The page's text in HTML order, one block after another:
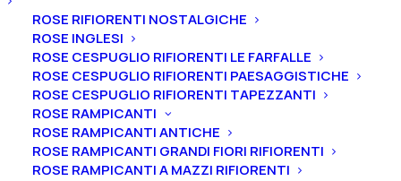
ROSE RIFIORENTI NOSTALGICHE
ROSE INGLESI
ROSE CESPUGLIO RIFIORENTI LE FARFALLE
ROSE CESPUGLIO RIFIORENTI PAESAGGISTICHE
ROSE CESPUGLIO RIFIORENTI TAPEZZANTI
ROSE RAMPICANTI
ROSE RAMPICANTI ANTICHE
ROSE RAMPICANTI GRANDI FIORI RIFIORENTI
ROSE RAMPICANTI A MAZZI RIFIORENTI
Iris germanica “Heart
Racer”
From10,00€
L’iris germanica “Heart Racer”havessilli rosa ghiaccio
sfumati, ali magenta chiaro, bordo rosa ghiaccio ben